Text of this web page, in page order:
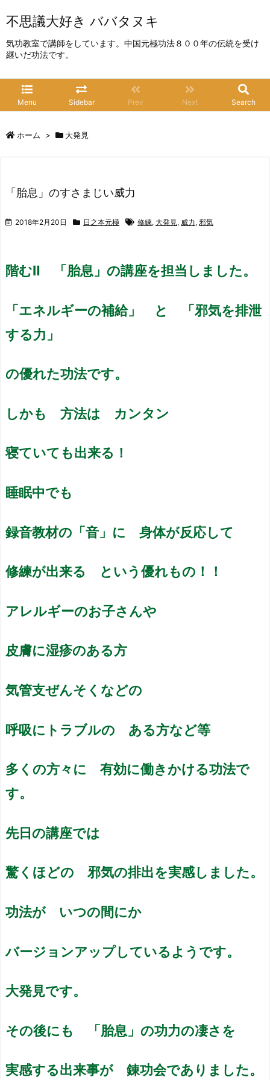
不思議大好き ババタヌキ
気功教室で講師をしています。中国元極功法８００年の伝統を受け
継いだ功法です。
Menu Sidebar Prev Next Search
ホーム > 大発見
「胎息」のすさまじい威力
2018年2月20日 日之本元極 修練, 大発見, 威力, 邪気
階むⅡ 「胎息」の講座を担当しました。
「エネルギーの補給」 と 「邪気を排泄
する力」
の優れた功法です。
しかも 方法は カンタン
寝ていても出来る！
睡眠中でも
録音教材の「音」に 身体が反応して
修練が出来る という優れもの！！
アレルギーのお子さんや
皮膚に湿疹のある方
気管支ぜんそくなどの
呼吸にトラブルの ある方など等
多くの方々に 有効に働きかける功法で
す。
先日の講座では
驚くほどの 邪気の排出を実感しました。
功法が いつの間にか
バージョンアップしているようです。
大発見です。
その後にも 「胎息」の功力の凄さを
実感する出来事が 錬功会でありました。